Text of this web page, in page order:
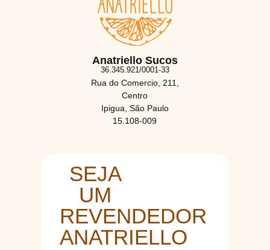
Anatriello Sucos
36.345.921/0001-33
Rua do Comercio, 211,
Centro
Ipigua, São Paulo
15.108-009
SEJA
UM
REVENDEDOR
ANATRIELLO